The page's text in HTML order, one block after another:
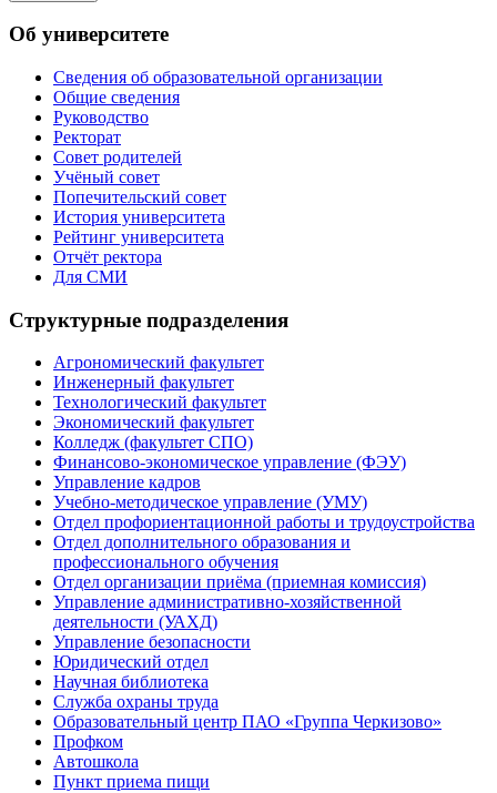
Об университете
Сведения об образовательной организации
Общие сведения
Руководство
Ректорат
Совет родителей
Учёный совет
Попечительский совет
История университета
Рейтинг университета
Отчёт ректора
Для СМИ
Структурные подразделения
Агрономический факультет
Инженерный факультет
Технологический факультет
Экономический факультет
Колледж (факультет СПО)
Финансово-экономическое управление (ФЭУ)
Управление кадров
Учебно-методическое управление (УМУ)
Отдел профориентационной работы и трудоустройства
Отдел дополнительного образования и
профессионального обучения
Отдел организации приёма (приемная комиссия)
Управление административно-хозяйственной
деятельности (УАХД)
Управление безопасности
Юридический отдел
Научная библиотека
Служба охраны труда
Образовательный центр ПАО «Группа Черкизово»
Профком
Автошкола
Пункт приема пищи